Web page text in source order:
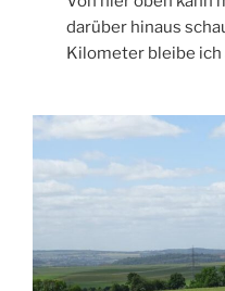
darüber hinaus
Kilometer bleibe ich